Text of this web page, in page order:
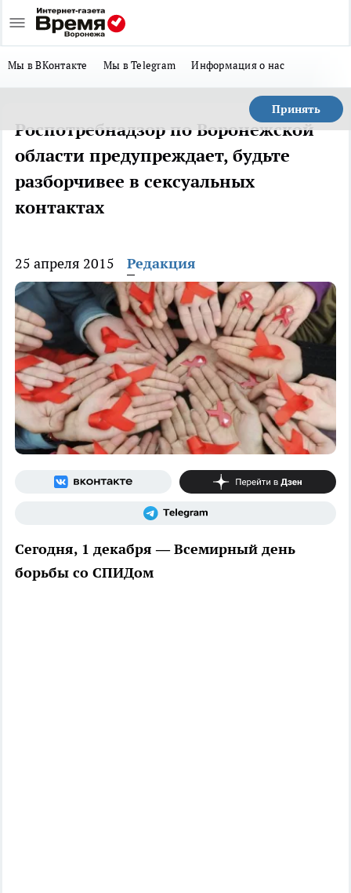
Мы в ВКонтакте Мы в Telegram Информация о нас
Принять
Роспотребнадзор по Воронежской
области предупреждает, будьте
разборчивее в сексуальных
контактах
25 апреля 2015 Редакция
Сегодня, 1 декабря — Всемирный день
борьбы со СПИДом